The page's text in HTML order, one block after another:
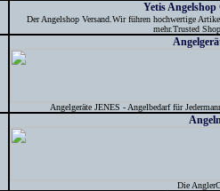
Yetis
Der Angelshop Versand.Wir führen hochwertige
mehr.Trusted
Angelgeräte JENES - Angelbedarf für
Die